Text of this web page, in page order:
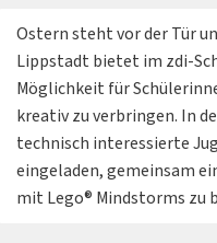
Ostern steht vor der Tür
Lippstadt bietet im zdi-
Möglichkeit für
kreativ zu verbringen. In
technisch interessierte
eingeladen, gemeinsam
mit Lego® Mindstorms zu